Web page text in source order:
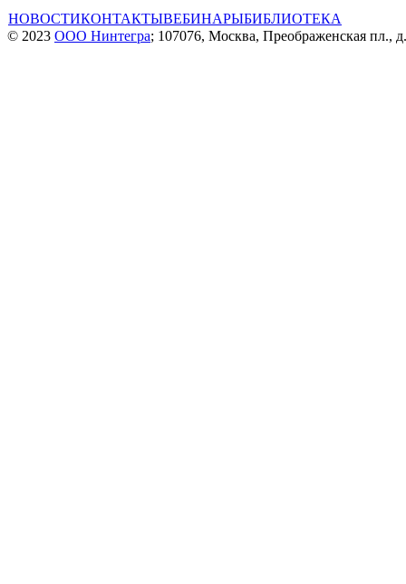
НОВОСТИКОНТАКТЫВЕБИНАРЫБИБЛИОТЕКА
© 2023 ООО Нинтегра; 107076, Москва, Преображенская пл.,